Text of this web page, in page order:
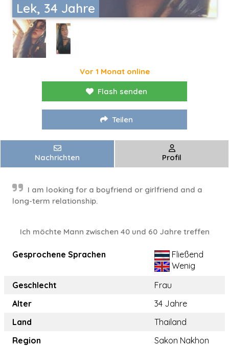
Lek, 34 Jahre
Vor 1 Monat online
Flash senden
Teilen
Nachrichten Profil
I am looking for a boyfriend or girlfriend and a
long-term relationship.
Ich möchte Mann zwischen 40 und 60 Jahre treffen
Gesprochene Sprachen
Fließend
Wenig
Geschlecht
Frau
Alter
34 Jahre
Land
Thailand
Region
Sakon Nakhon